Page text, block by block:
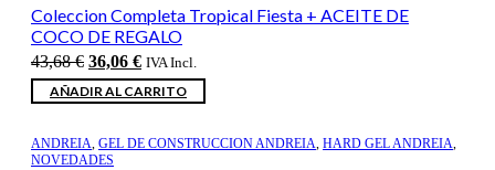
Coleccion Completa Tropical Fiesta + ACEITE DE
COCO DE REGALO
43,68€ El
precio
original
43,68 €.
36,06 €El
precio
actual
36,06 €.
IVA Incl.
AÑADIR AL CARRITO
ANDREIA, GEL DE CONSTRUCCION ANDREIA, HARD GEL ANDREIA,
NOVEDADES